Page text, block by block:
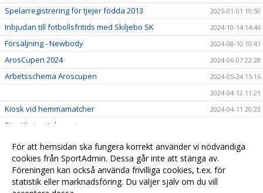
Spelarregistrering för tjejer födda 2013 2025-01-01 10:50
Inbjudan till fotbollsfritids med Skiljebo SK 2024-10-14 14:46
Försäljning - Newbody 2024-08-10 10:41
ArosCupen 2024 2024-06-07 22:28
Arbetsschema Aroscupen
2024-05-24 15:16
2024-04-12 11:21
Kiosk vid hemmamatcher 2024-04-11 20:23
Försäljning Kakservice
EskilstunaCupen 2024-04-01 14:36
Välkomna till en ny fotbollssäsong! 2024-03-25 13:32
Vaktmästeri 2024 2024-02-18 15:17
För att hemsidan ska fungera korrekt använder vi nödvändiga
cookies från SportAdmin. Dessa går inte att stänga av.
Föreningen kan också använda frivilliga cookies, t.ex. för
statistik eller marknadsföring. Du väljer själv om du vill